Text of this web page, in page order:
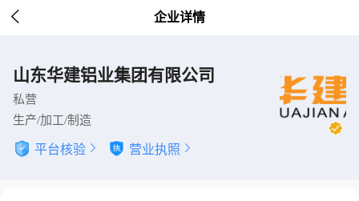
 企业详情
山东华建铝业集团有限公司
私营
生产/加工/制造
平台核验  营业执照 